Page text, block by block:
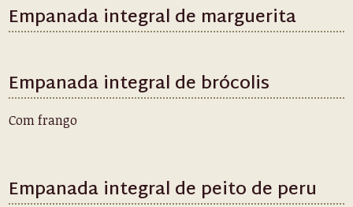
Empanada integral de marguerita
Empanada integral de brócolis
Com frango
Empanada integral de peito de peru